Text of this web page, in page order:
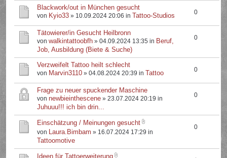
Blackwork/out in München gesucht
von Kyio33 » 10.09.2024 20:06 in Tattoo-Studios 0
Tätowierer/in Gesucht Heilbronn
vonwalkintattoobfh » 04.09.2024 13:35 in Beruf,
Job, Ausbildung (Biete & Suche)
0
Verzweifelt Tattoo heilt schlecht
von Marvin3110 » 04.08.2024 20:39 in Tattoo 0
Frage zu neuer spuckender Maschine
vonnewbieinthescene » 23.07.2024 20:19 in
Juhuuu!!! ich bin drin...
0
Einschätzung / Meinungen gesucht
von Laura.Bimbam » 16.07.2024 17:29 in
Tattoomotive
0
Ideen für Tattoerweiterung